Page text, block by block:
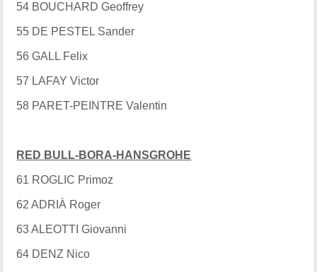
54 BOUCHARD Geoffrey
55 DE PESTEL Sander
56 GALL Felix
57 LAFAY Victor
58 PARET-PEINTRE Valentin
RED BULL-BORA-HANSGROHE
61 ROGLIC Primoz
62 ADRIÀ Roger
63 ALEOTTI Giovanni
64 DENZ Nico